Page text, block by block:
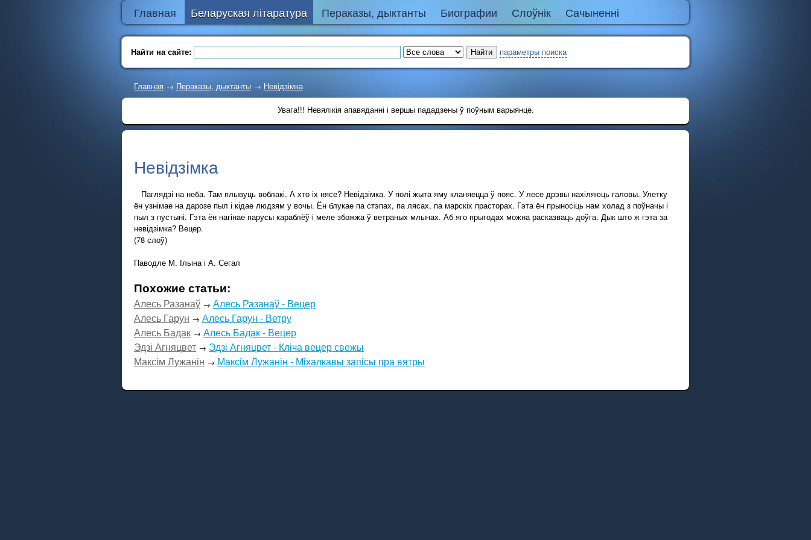
Главная Беларуская літаратура Пераказы, дыктанты Биографии Слоўнік Сачыненні
Найти на сайте: параметры поиска
Главная → Пераказы, дыктанты → Невідзімка
Увага!!! Невялікія апавяданні і вершы пададзены ў поўным варыянце.
Невідзімка
Паглядзі на неба. Там плывуць воблакі. А хто іх нясе? Невідзімка. У полі жыта яму кланяецца ў пояс. У лесе дрэвы нахіляюць галовы. Улетку
ён узнімае на дарозе пыл і кідае людзям у вочы. Ён блукае па стэпах, па лясах, па марскіх прасторах. Гэта ён прыносіць нам холад з поўначы і
пыл з пустыні. Гэта ён нагінае парусы караблёў і меле збожжа ў ветраных млынах. Аб яго прыгодах можна расказваць доўга. Дык што ж гэта за
невідзімка? Вецер.
(78 слоў)
Паводле М. Ільіна і А. Сегал
Похожие статьи:
Алесь Разанаў → Алесь Разанаў - Вецер
Алесь Гарун → Алесь Гарун - Ветру
Алесь Бадак → Алесь Бадак - Вецер
Эдзі Агняцвет → Эдзі Агняцвет - Кліча вецер свежы
Максім Лужанін → Максім Лужанін - Міхалкавы запісы пра вятры